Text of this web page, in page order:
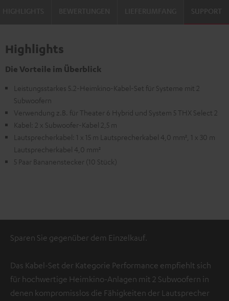
SUPPORT
Highlights
Die Vorteile im Überblick
Leistungsstarkes 5.2-Heimkino-Kabel-Set für Systeme mit 2
Subwoofern
Verwendung z.B. für Theater 6 Hybrid und System 5 THX Select 2
Kabel: 2 x Subwoofer-Kabel 2,5 m
Lautsprecherkabel: 1 x 15 m Lautsprecherkabel 4,0 mm², 1 x 30 m
Lautsprecherkabel 4,0 mm²
5 Paar Bananenstecker (10 Stück)
Sparen Sie gegenüber dem Einzelkauf.
Das Kabel-Set der Kategorie Performance empfiehlt sich
für hochwertige Heimkino-Anlagen mit 2 Subwoofern in
denen kompromisslos die Fähigkeiten der Lautsprecher